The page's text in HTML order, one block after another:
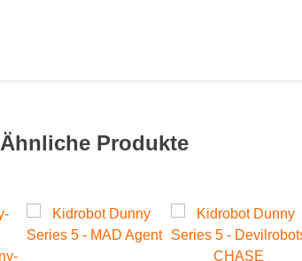
Ähnliche Produkte